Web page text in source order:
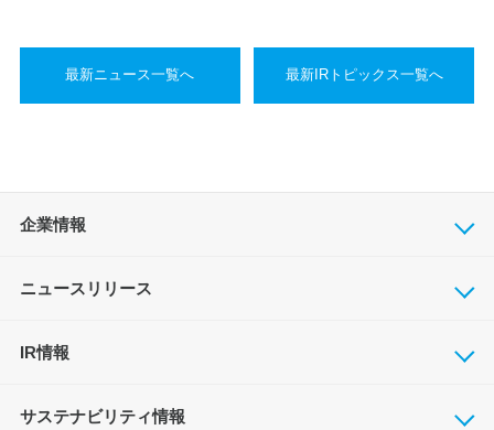
最新ニュース一覧へ 最新IRトピックス一覧へ
企業情報
ニュースリリース
IR情報
サステナビリティ情報